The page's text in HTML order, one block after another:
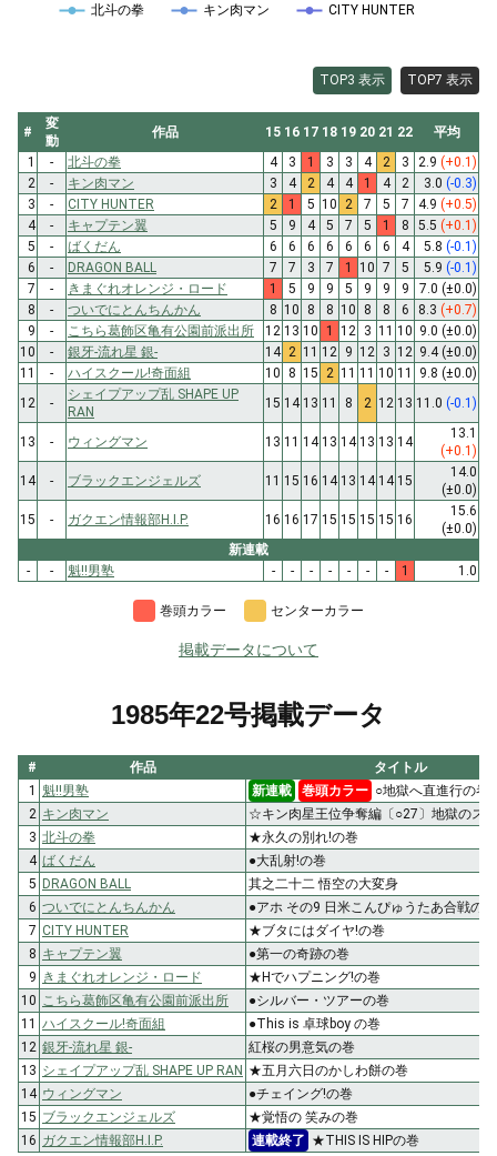
北斗の拳 キン肉マン CITY HUNTER
TOP3 表示 TOP7 表示
#
変
動
作品 15 16 17 18 19 20 21 22
平均
1
- 北斗の拳 4 3 1 3 3 4 2 3 2.9 (+0.1)
2
- キン肉マン 3 4 2 4 4 1 4 2 3.0 (-0.3)
3
- CITY HUNTER 2 1 5 10 2 7 5 7 4.9 (+0.5)
4
- キャプテン翼 5 9 4 5 7 5 1 8 5.5 (+0.1)
5
- ばくだん 6 6 6 6 6 6 6 4 5.8 (-0.1)
6
- DRAGON BALL 7 7 3 7 1 10 7 5 5.9 (-0.1)
7
- きまぐれオレンジ・ロード 1 5 9 9 5 9 9 9 7.0 (±0.0)
8
- ついでにとんちんかん 8 10 8 8 10 8 8 6 8.3 (+0.7)
9
- こちら葛飾区亀有公園前派出所 12 13 10 1 12 3 11 10 9.0 (±0.0)
10
- 銀牙-流れ星 銀- 14 2 11 12 9 12 3 12 9.4 (±0.0)
11
- ハイスクール!奇面組 10 8 15 2 11 11 10 11 9.8 (±0.0)
12
-
シェイプアップ乱 SHAPE UP
RAN
15 14 13 11 8 2 12 13 11.0 (-0.1)
13 - ウィングマン 13 11 14 13 14 13 13 14
13.1
(+0.1)
14
- ブラックエンジェルズ 11 15 16 14 13 14 14 15
14.0
(±0.0)
15
- ガクエン情報部H.I.P. 16 16 17 15 15 15 15 16
15.6
(±0.0)
新連載
-
- 魁!!男塾 - - - - - - - 1 1.0
巻頭カラー センターカラー
掲載データについて
1985年22号掲載データ
# 作品
タイトル
1
魁!!男塾 新連載 巻頭カラー ○地獄へ直進行の巻
2 キン肉マン
☆キン肉星王位争奪編〔○27〕地獄のス
3 北斗の拳
★永久の別れ!の巻
4 ばくだん
●大乱射!の巻
5 DRAGON BALL
其之二十二 悟空の大変身
6 ついでにとんちんかん
●アホ その9 日米こんぴゅうたあ合戦の巻
7 CITY HUNTER
★ブタにはダイヤ!の巻
8 キャプテン翼
●第一の奇跡の巻
9 きまぐれオレンジ・ロード
★Hでハプニング!の巻
10
こちら葛飾区亀有公園前派出所
●シルバー・ツアーの巻
11 ハイスクール!奇面組
●This is 卓球boy の巻
12 銀牙-流れ星 銀-
紅桜の男意気の巻
13 シェイプアップ乱 SHAPE UP RAN ★五月六日のかしわ餅の巻
14 ウィングマン
●チェイング!の巻
15 ブラックエンジェルズ
★覚悟の 笑みの巻
16 ガクエン情報部H.I.P. 連載終了 ★THIS IS HIPの巻